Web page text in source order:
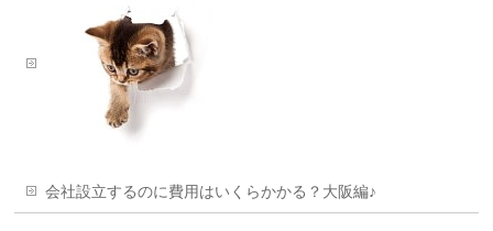
会社設立するのに費用はいくらかかる？大阪編♪